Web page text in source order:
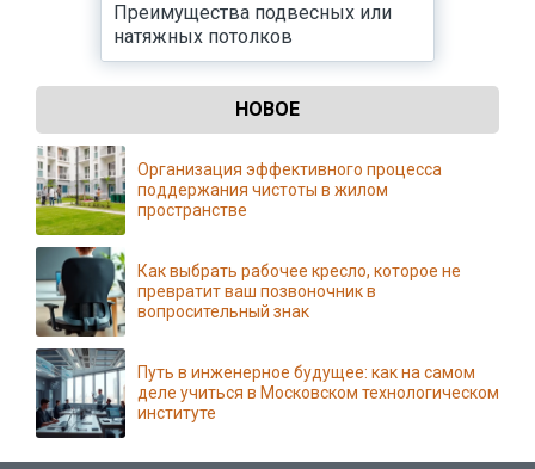
Преимущества подвесных или
натяжных потолков
НОВОЕ
Организация эффективного процесса
поддержания чистоты в жилом
пространстве
Как выбрать рабочее кресло, которое не
превратит ваш позвоночник в
вопросительный знак
Путь в инженерное будущее: как на самом
деле учиться в Московском технологическом
институте